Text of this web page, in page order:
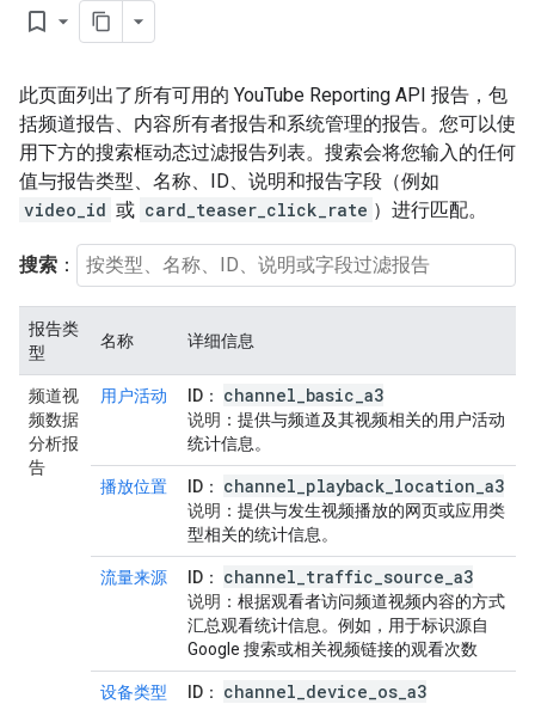
bookmark_border
此页面列出了所有可用的 YouTube Reporting API 报告，包
括频道报告、内容所有者报告和系统管理的报告。您可以使
用下方的搜索框动态过滤报告列表。搜索会将您输入的任何
值与报告类型、名称、ID、说明和报告字段（例如
video_id 或 card_teaser_click_rate ）进行匹配。
搜索 ：
报告类
型
名称 详细信息
频道视
频数据
分析报
告
用户活动 ID ： channel basic a3
说明 ：提供与频道及其视频相关的用户活动
统计信息。
播放位置 ID ： channel playback location a3
说明 ：提供与发生视频播放的网页或应用类
型相关的统计信息。
流量来源 ID ： channel traffic source a3
说明 ：根据观看者访问频道视频内容的方式
汇总观看统计信息。例如，用于标识源自
Google 搜索或相关视频链接的观看次数
设备类型
ID ： channel device os a3